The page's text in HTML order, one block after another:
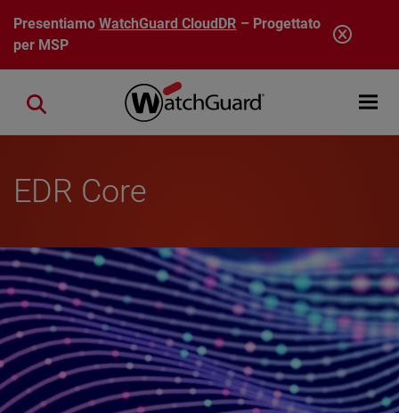
Salta al contenuto principale
PresentiamoWatchGuard CloudDR – Progettato
per MSP
Open
Close search
EDR Core